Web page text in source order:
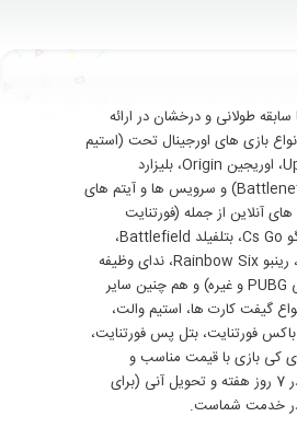
سابقه طولانی و درخشان در ارائه
بازی های اورجینال تحت (استیم
Steam، یوپلی Uplay، اوریجین Origin، بلیزارد
Blizzard، بتل نت Battlenet) و سرویس ها و آیتم های
آنلاین از جمله (فورتنایت
Fortnite، سی اس گو Cs Go، بتلفیلد Battlefield،
اورواچ Overwatch، رینبو Rainbow Six، ندای وظیفه
Call of Duty، پابجی PUBG و غیره) و هم چنین سایر
گیفت کارت ها، استیم والت،
فورتنایت، بتل پس فورتنایت،
کی بازی با قیمت مناسب و
پشتیبانی 24 ساعته در 7 روز هفته و تحویل آنی (برای
خدمت شماست.